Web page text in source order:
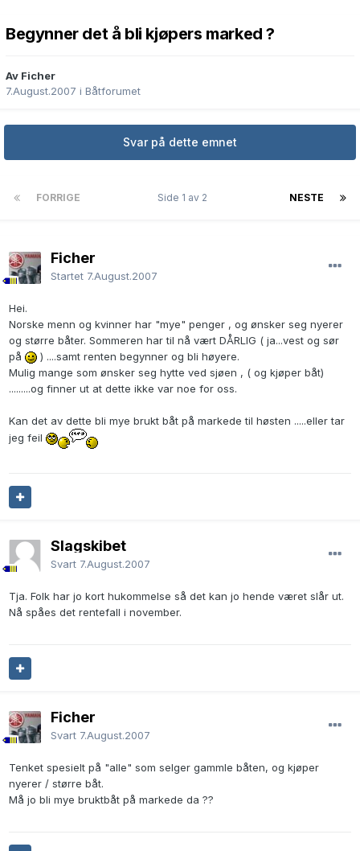
Begynner det å bli kjøpers marked ?
Av Ficher
7.August.2007 i Båtforumet
Svar på dette emnet
FORRIGE NESTE
Side 1 av 2
Ficher
Startet 7.August.2007
Hei.
Norske menn og kvinner har "mye" penger , og ønsker seg nyerer
og større båter. Sommeren har til nå vært DÅRLIG ( ja...vest og sør
på
) ....samt renten begynner og bli høyere.
Mulig mange som ønsker seg hytte ved sjøen , ( og kjøper båt)
.........og finner ut at dette ikke var noe for oss.
Kan det av dette bli mye brukt båt på markede til høsten .....eller tar
jeg feil
Slagskibet
Svart 7.August.2007
Tja. Folk har jo kort hukommelse så det kan jo hende været slår ut.
Nå spåes det rentefall i november.
Ficher
Svart 7.August.2007
Tenket spesielt på "alle" som selger gammle båten, og kjøper
nyerer / større båt.
Må jo bli mye bruktbåt på markede da ??